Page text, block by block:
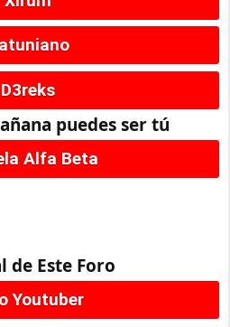
D3reks
puedes ser tú
Alfa Beta
de Este Foro
Youtuber